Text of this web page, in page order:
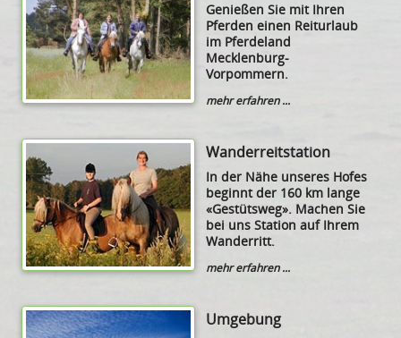
Genießen Sie mit Ihren
Pferden einen Reiturlaub
im Pferdeland
Mecklenburg-
Vorpommern.
mehr erfahren ...
Wanderreitstation
In der Nähe unseres Hofes
beginnt der 160 km lange
«Gestütsweg». Machen Sie
bei uns Station auf Ihrem
Wanderritt.
mehr erfahren ...
Umgebung